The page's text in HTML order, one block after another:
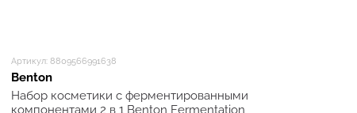
Артикул: 8809566991638
Benton
Набор косметики с ферментированными
компонентами 2 в 1 Benton Fermentation